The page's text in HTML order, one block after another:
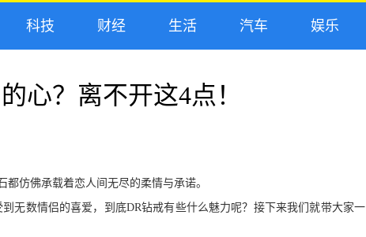
科技 财经 生活 汽车 娱乐
心？离不开这4点！
都仿佛承载着恋人间无尽的柔情与承诺。
无数情侣的喜爱，到底DR钻戒有些什么魅力呢？接下来我们就带大家一